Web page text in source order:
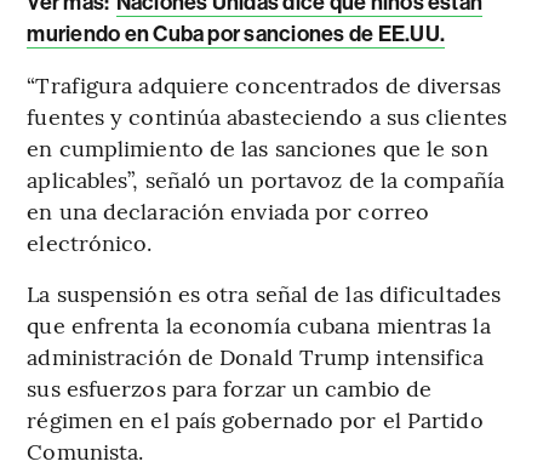
muriendo en Cuba por sanciones de EE.UU.
“Trafigura adquiere concentrados de diversas
fuentes y continúa abasteciendo a sus clientes
en cumplimiento de las sanciones que le son
aplicables”, señaló un portavoz de la compañía
en una declaración enviada por correo
electrónico.
La suspensión es otra señal de las dificultades
que enfrenta la economía cubana mientras la
administración de Donald Trump intensifica
sus esfuerzos para forzar un cambio de
régimen en el país gobernado por el Partido
Comunista.